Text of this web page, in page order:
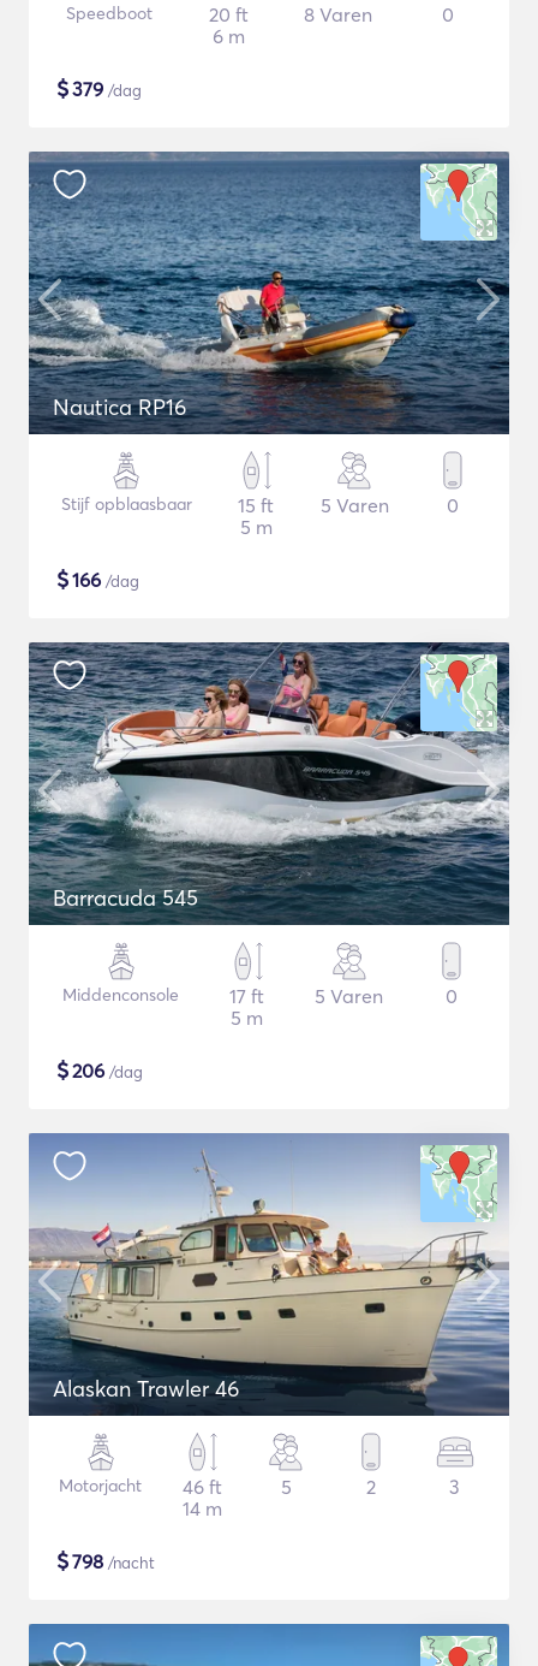
Speedboot
20 ft
6 m
8 Varen 0
$379 /dag
Nautica RP16
Stijf opblaasbaar
15 ft
5 m
5 Varen 0
$166 /dag
Barracuda 545
Middenconsole
17 ft
5 m
5 Varen 0
$206 /dag
Alaskan Trawler 46
Motorjacht
46 ft
14 m
5 2 3
$798 /nacht